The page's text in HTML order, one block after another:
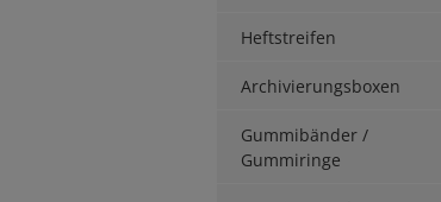
Heftstreifen
Archivierungsboxen
Gummibänder /
Gummiringe